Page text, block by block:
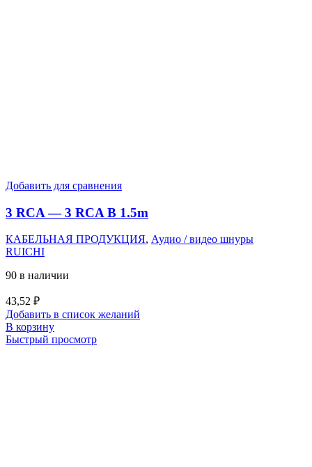
Добавить для сравнения
3 RCA — 3 RCA B 1.5m
КАБЕЛЬНАЯ ПРОДУКЦИЯ, Аудио / видео шнуры
RUICHI
90 в наличии
43,52 ₽
Добавить в список желаний
В корзину
Быстрый просмотр